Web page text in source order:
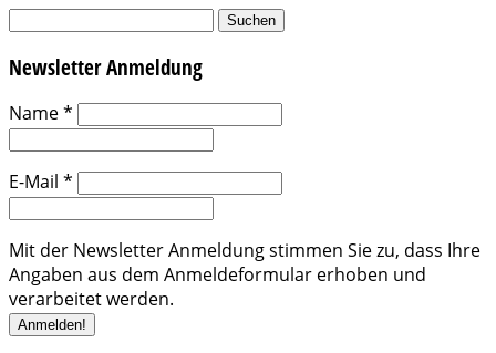
Suchen
Newsletter Anmeldung
Name*
E-Mail *
Mit der Newsletter Anmeldung stimmen Sie zu, dass Ihre
Angaben aus dem Anmeldeformular erhoben und
verarbeitet werden.